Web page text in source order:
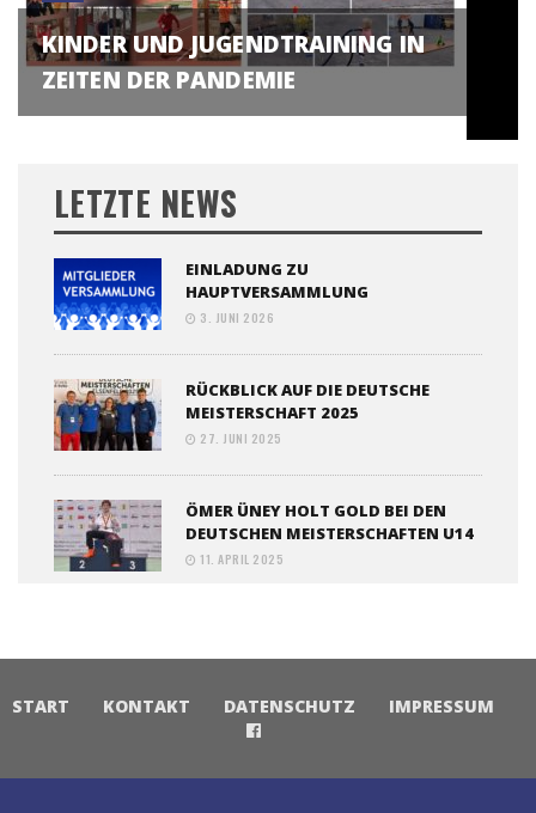
KINDER UND JUGENDTRAINING IN
ZEITEN DER PANDEMIE
LETZTE NEWS
EINLADUNG ZU
HAUPTVERSAMMLUNG
3. JUNI 2026
RÜCKBLICK AUF DIE DEUTSCHE
MEISTERSCHAFT 2025
27. JUNI 2025
ÖMER ÜNEY HOLT GOLD BEI DEN
DEUTSCHEN MEISTERSCHAFTEN U14
11. APRIL 2025
START KONTAKT DATENSCHUTZ IMPRESSUM